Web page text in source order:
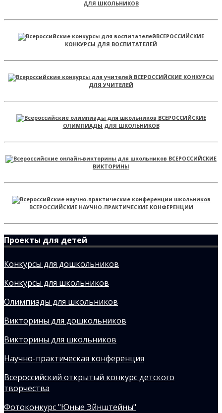
ДЛЯ ШКОЛЬНИКОВ
ВСЕРОССИЙСКИЕ
КОНКУРСЫ ДЛЯ ВОСПИТАТЕЛЕЙ
ВСЕРОССИЙСКИЕ КОНКУРСЫ
ДЛЯ УЧИТЕЛЕЙ
ВСЕРОССИЙСКИЕ
ОЛИМПИАДЫ ДЛЯ ШКОЛЬНИКОВ
ВСЕРОССИЙСКИЕ
ВИКТОРИНЫ
ВСЕРОССИЙСКИЕ НАУЧНО-ПРАКТИЧЕСКИЕ КОНФЕРЕНЦИИ
Проекты для детей
Конкурсы для дошкольников
Конкурсы для школьников
Олимпиады для школьников
Викторины для дошкольников
Викторины для школьников
Научно-практическая конференция
Всероссийский открытый конкурс детского
творчества
Фотоконкурс "Юные Эйнштейны"